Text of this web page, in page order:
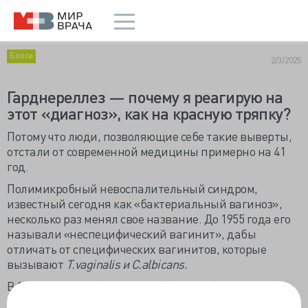
Блоги 2/3/2025
Гарднереллез — почему я реагирую на
этот «диагноз», как на красную тряпку?
Потому что люди, позволяющие себе такие выверты,
отстали от современной медицины примерно на 41
год.
Полимикробный невоспалительный синдром,
известный сегодня как «бактериальный вагиноз»,
несколько раз менял свое название. До 1955 года его
называли «неспецифический вагинит», дабы
отличать от специфических вагинитов, которые
вызывают T.vaginalis и C.albicans.
В 1955 г. Гарднер (H.L.Gardner) и Дюкс (C.D.Dukes)
постулировали, что причина неспецифических